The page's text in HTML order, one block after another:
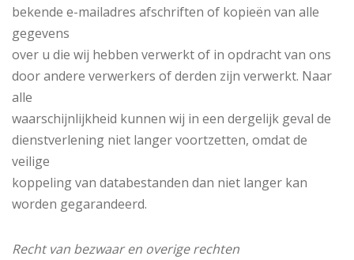
bekende e-mailadres afschriften of kopieën van alle
gegevens
over u die wij hebben verwerkt of in opdracht van ons
door andere verwerkers of derden zijn verwerkt. Naar
alle
waarschijnlijkheid kunnen wij in een dergelijk geval de
dienstverlening niet langer voortzetten, omdat de
veilige
koppeling van databestanden dan niet langer kan
worden gegarandeerd.
Recht van bezwaar en overige rechten